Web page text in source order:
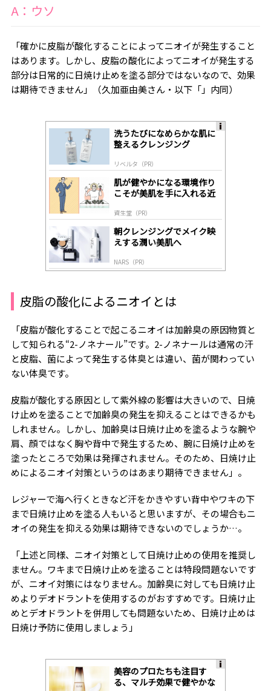
A：ウソ
「確かに皮脂が酸化することによってニオイが発生すること
はあります。しかし、皮脂の酸化によってニオイが発生する
部分は日常的に日焼け止めを塗る部分ではないなので、効果
は期待できません」（久加亜由美さん・以下「」内同）
洗うたびになめらかな肌に
整えるクレンジング
リベルタ（PR）
肌が健やかになる環境作り
こそが美肌を手に入れる近
資生堂（PR）
朝クレンジングでメイク映
えする潤い美肌へ
NARS（PR）
皮脂の酸化によるニオイとは
「皮脂が酸化することで起こるニオイは加齢臭の原因物質と
して知られる“2-ノネナール”です。2-ノネナールは通常の汗
と皮脂、菌によって発生する体臭とは違い、菌が関わってい
ない体臭です。
皮脂が酸化する原因として紫外線の影響は大きいので、日焼
け止めを塗ることで加齢臭の発生を抑えることはできるかも
しれません。しかし、加齢臭は日焼け止めを塗るような腕や
肩、顔ではなく胸や背中で発生するため、腕に日焼け止めを
塗ったところで効果は発揮されません。そのため、日焼け止
めによるニオイ対策というのはあまり期待できません」。
レジャーで海へ行くときなど汗をかきやすい背中やワキの下
まで日焼け止めを塗る人もいると思いますが、その場合もニ
オイの発生を抑える効果は期待できないのでしょうか…。
「上述と同様、ニオイ対策として日焼け止めの使用を推奨し
ません。ワキまで日焼け止めを塗ることは特段問題ないです
が、ニオイ対策にはなりません。加齢臭に対しても日焼け止
めよりデオドラントを使用するのがおすすめです。日焼け止
めとデオドラントを併用しても問題ないため、日焼け止めは
日焼け予防に使用しましょう 」
美容のプロたちも注目す
る、マルチ効果で健やかな